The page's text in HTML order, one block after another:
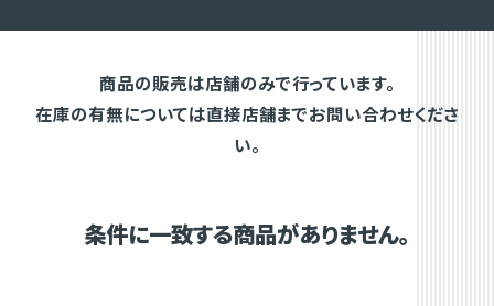
商品の販売は店舗のみで行っています。
在庫の有無については直接店舗までお問い合わせくださ
い。
条件に一致する商品がありません。